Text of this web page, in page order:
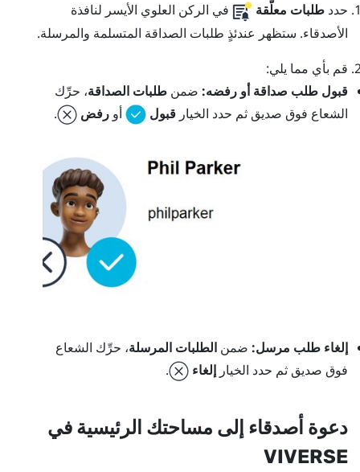
حدد طلبات معلَّقة
في الركن العلوي الأيسر لنافذة
الأصدقاء. ستظهر عندئذٍ طلبات الصداقة المتسلمة والمرسلة.
قم بأي مما يلي:
قبول طلب صداقة أو رفضه: ضمن طلبات الصداقة، حرِّك
الشعاع فوق صديق ثم حدد الخيار قبول أو رفض .
إلغاء طلب مرسل: ضمن الطلبات المرسلة، حرِّك الشعاع
فوق صديق ثم حدد الخيار إلغاء .
دعوة أصدقاء إلى مساحتك الرئيسية في
VIVERSE